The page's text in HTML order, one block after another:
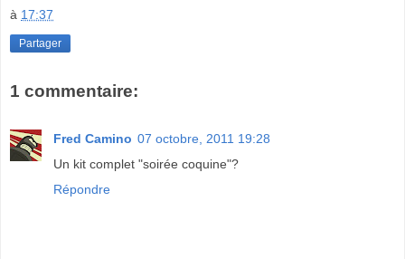
à 17:37
Partager
1 commentaire:
Fred Camino 07 octobre, 2011 19:28
Un kit complet "soirée coquine"?
Répondre